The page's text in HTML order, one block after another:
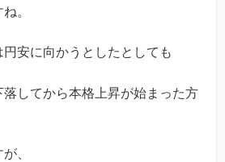
。
安に向かうとしたとしても
してから本格上昇が始まった方
、